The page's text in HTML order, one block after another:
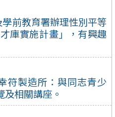
學前教育署辦理性別平等
庫實施計畫」，有興趣
符製造所：與同志青少
相關講座。